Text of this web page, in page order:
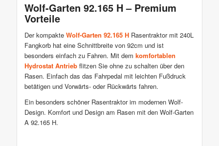
Wolf-Garten 92.165 H – Premium
Vorteile
Der kompakte Wolf-Garten 92.165 HRasentraktor mit 240L
Fangkorb hat eine Schnittbreite von 92cm und ist
besonders einfach zu Fahren. Mit dem komfortablen
Hydrostat Antriebflitzen Sie ohne zu schalten über den
Rasen. Einfach das das Fahrpedal mit leichten Fußdruck
betätigen und Vorwärts- oder Rückwärts fahren.
Ein besonders schöner Rasentraktor im modernen Wolf-
Design. Komfort und Design am Rasen mit den Wolf-Garten
A 92.165 H.